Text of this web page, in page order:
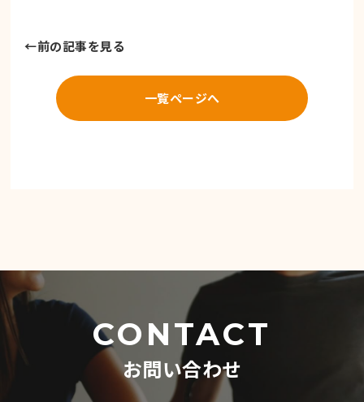
←前の記事を見る
一覧ページへ
CONTACT
お問い合わせ